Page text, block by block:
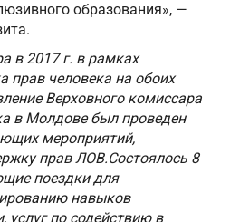
образования», —
в 2017 г. в рамках
человека на обоих
Верховного комиссара
в Молдове был проведен
мероприятий,
прав ЛОВ.Состоялось 8
поездки для
навыков
услуг по содействию в